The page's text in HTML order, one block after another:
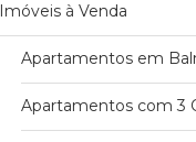
Imóveis à Venda
Apartamentos em
Apartamentos com 3